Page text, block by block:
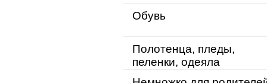
Обувь
Полотенца, пледы,
пеленки, одеяла